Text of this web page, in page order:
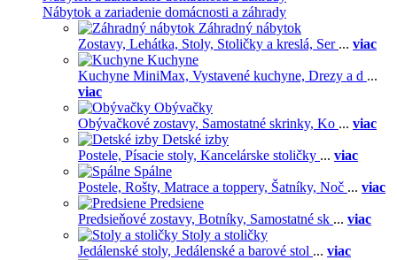
Nábytok a zariadenie domácnosti a záhrady
Záhradný nábytok
Zostavy, Lehátka, Stoly, Stoličky a kreslá, Ser ... viac
Kuchyne
Kuchyne MiniMax, Vystavené kuchyne, Drezy a d ...
viac
Obývačky
Obývačkové zostavy, Samostatné skrinky, Ko ... viac
Detské izby
Postele, Písacie stoly, Kancelárske stoličky ... viac
Spálne
Postele, Rošty, Matrace a toppery, Šatníky, Noč ... viac
Predsiene
Predsieňové zostavy, Botníky, Samostatné sk ... viac
Stoly a stoličky
Jedálenské stoly, Jedálenské a barové stol ... viac